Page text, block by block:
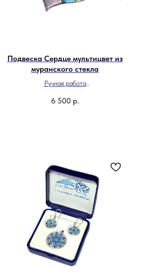
Подвеска Сердце мультицвет из
муранского стекла
Ручная работа
6 500 р.